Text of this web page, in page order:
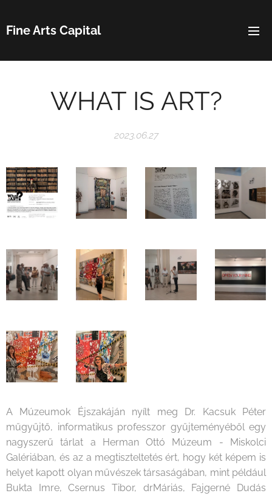
Fine Arts Capital
WHAT IS ART?
2023.06.27
A Múzeumok Éjszakáján nyílt meg Dr. Kacsuk Péter
műgyűjtő, informatikus professzor gyűjteményéből egy
nagyszerű tárlat a Herman Ottó Múzeum - Miskolci
Galériában, és az a megtiszteltetés ért, hogy két képem is
helyet kapott olyan művészek társaságában, mint például
Bukta Imre, Csernus Tibor, drMáriás, Fajgerné Dudás